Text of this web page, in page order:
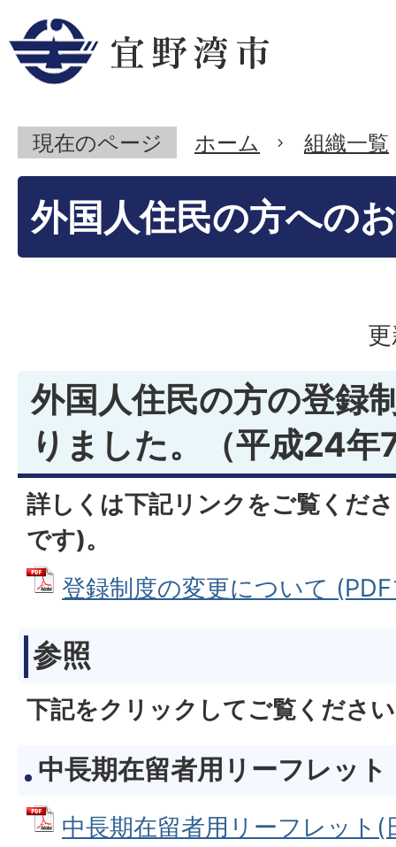
現在のページ ホーム 組織一覧
外国人住民の方への
外国人住民の方の登録
りました。（平成24年
詳しくは下記リンクをご覧くだ
です)。
登録制度の変更について
参照
下記をクリックしてご覧くださ
中長期在留者用リーフレット
中長期在留者用リーフレット